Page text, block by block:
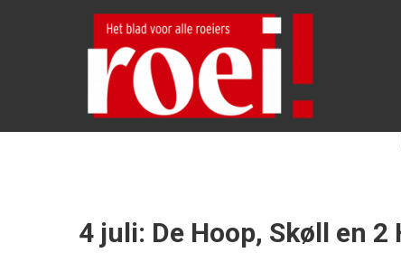
ROEI!
Het
blad
voor
alle
roeiers
4 juli: De Hoop, Skøll en 2